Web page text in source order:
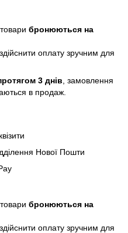
бронюються на
оплату зручним для
3 днів , замовлення
в продаж.
Нової Пошти
бронюються на
оплату зручним для